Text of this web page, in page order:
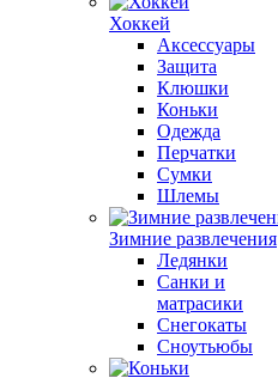
Хоккей
Аксессуары
Защита
Клюшки
Коньки
Одежда
Перчатки
Сумки
Шлемы
Зимние развлечения
Ледянки
Санки и
матрасики
Снегокаты
Сноутьюбы